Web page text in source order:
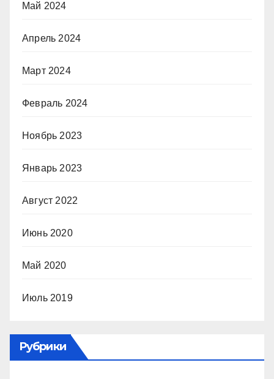
Май 2024
Апрель 2024
Март 2024
Февраль 2024
Ноябрь 2023
Январь 2023
Август 2022
Июнь 2020
Май 2020
Июль 2019
Рубрики